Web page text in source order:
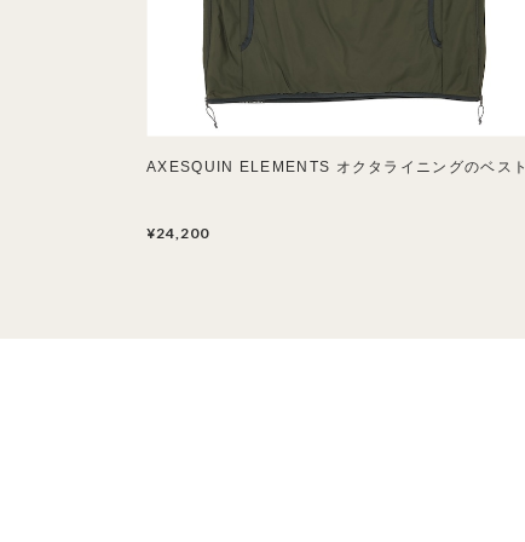
AXESQUIN ELEMENTS オクタライニングのベスト
¥24,200